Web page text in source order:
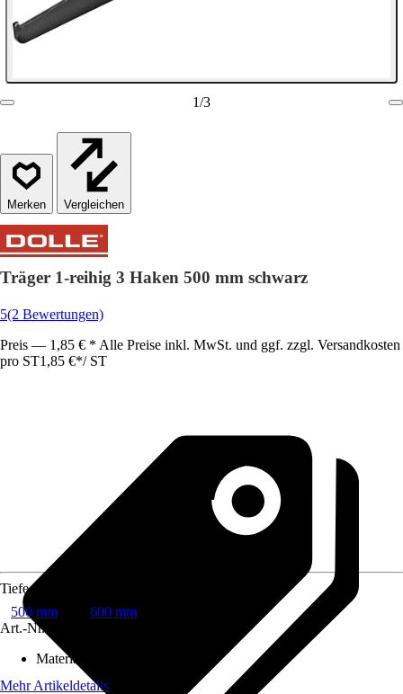
1/3
Vergleichen
Träger 1-reihig 3 Haken 500 mm schwarz
5(2 Bewertungen)
Preis — 1,85 € * Alle Preise inkl. MwSt. und ggf. zzgl. Versandkosten
pro ST1,85 €*/ ST
Tiefe
500 mm
600 mm
Art.-Nr.
Material
Mehr Artikeldetails